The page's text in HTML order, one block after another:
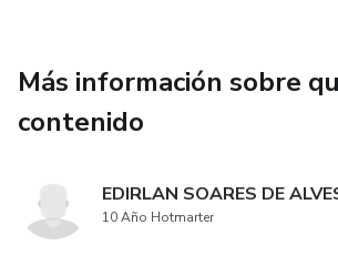
Más información sobre
contenido
EDIRLAN SOARES DE
10 Año Hotmarter